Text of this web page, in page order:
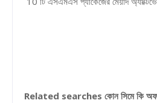
Related searches কোন সিমে কি